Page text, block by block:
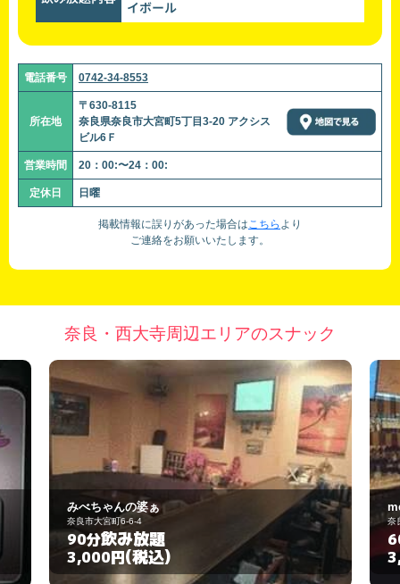
イボール
電話番号 0742-34-8553
所在地
〒630-8115
奈良県奈良市大宮町5丁目3-20 アクシス
ビル6Ｆ
営業時間 20：00:〜24：00:
定休日 日曜
掲載情報に誤りがあった場合はこちら より
ご連絡をお願いいたします。
奈良・西大寺周辺エリアのスナック
みべちゃんの婆ぁ
奈良市大宮町6-6-4
90分飲み放題
3,000円(税込)
奈